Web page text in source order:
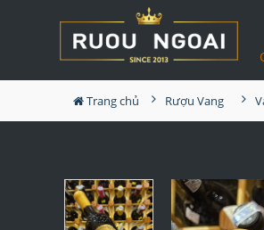
Trang chủ Rượu Vang